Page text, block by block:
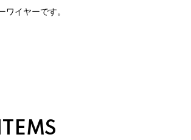
イヤーです。